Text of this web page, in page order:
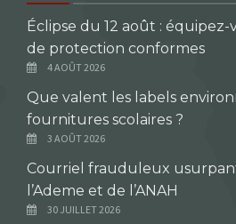
Éclipse du 12 août :
de protection conformes
4 AOÛT 2026
Que valent les labels
fournitures scolaires ?
3 AOÛT 2026
Courriel frauduleux
l’Ademe et de l’ANAH
30 JUILLET 2026